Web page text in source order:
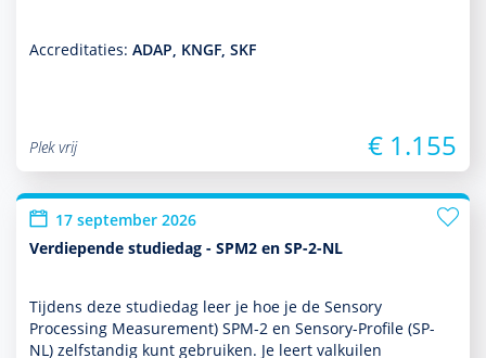
Accreditaties: ADAP, KNGF, SKF
Plek vrij € 1.155
17 september 2026
Verdiepende studiedag - SPM2 en SP-2-NL
Tijdens deze studiedag leer je hoe je de Sensory
Processing Measurement) SPM-2 en Sensory-Profile (SP-
NL) zelf­standig kunt gebruiken. Je leert valkuilen